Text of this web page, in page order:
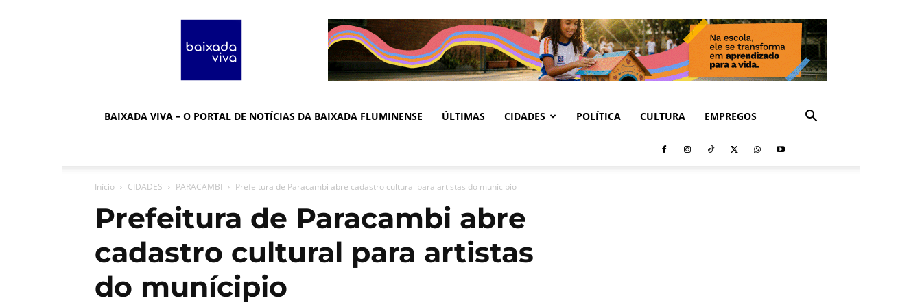
Viva
BAIXADA VIVA – O PORTAL DE NOTÍCIAS DA BAIXADA FLUMINENSE ÚLTIMAS CIDADES POLÍTICA CULTURA EMPREGOS
Início CIDADES PARACAMBI Prefeitura de Paracambi abre cadastro cultural para artistas do munícipio
Prefeitura de Paracambi abre
cadastro cultural para artistas
do munícipio